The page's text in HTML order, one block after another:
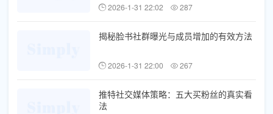
2026-1-31 22:02 287
揭秘脸书社群曝光与成员增加的有效方法
2026-1-31 22:00 267
推特社交媒体策略：五大买粉丝的真实看
法